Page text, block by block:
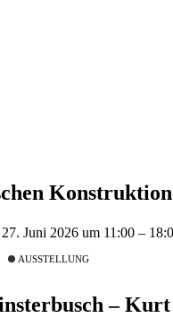
27. Juni 2026 um 11:00 –
AUSSTELLUNG
–